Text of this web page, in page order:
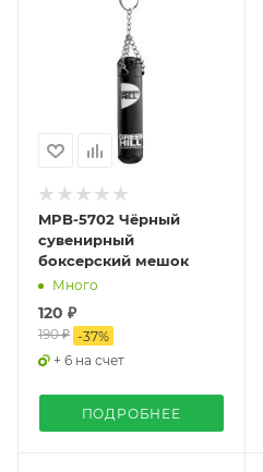
MPB-5702 Чёрный
сувенирный
боксерский мешок
Много
120 ₽
190 ₽ -37%
+ 6 на счет
ПОДРОБНЕЕ